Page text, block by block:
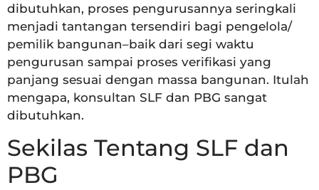
dibutuhkan, proses pengurusannya seringkali
menjadi tantangan tersendiri bagi pengelola/
pemilik bangunan–baik dari segi waktu
pengurusan sampai proses verifikasi yang
panjang sesuai dengan massa bangunan. Itulah
mengapa, konsultan SLF dan PBG sangat
dibutuhkan.
Sekilas Tentang SLF dan
PBG